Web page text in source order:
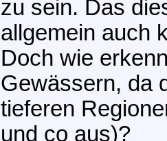
zu sein. Das
allgemein auch
Doch wie
Gewässern, da
tieferen
und co aus)?